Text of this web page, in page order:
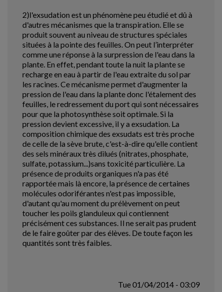
2)l'exsudation est un phénomène peu étudié et dû à
d'autres mécanismes que la transpiration. Elle se
produit souvent au niveau de structures spéciales
situées à la pointe des feuilles. On peut l’interpréter
comme une réponse à la surpression de l'eau dans la
plante. En effet, pendant toute la nuit la plante se
recharge en eau à partir de l'eau extraite du sol par
les racines. Ce mécanisme permet d'augmenter la
pression de l'eau dans la plante donc l'étalement des
feuilles, le redressement du port qui sont nécessaires
pour que la photosynthèse soit optimale. Si la
pression devient excessive, il y a exsudation. La
composition chimique des exsudats est très proche
de celle de la sève brute, c'est-à-dire qu'elle contient
des sels minéraux très dilués (nitrates, phosphate,
sulfate, potassium...)sans toxicité particulière. La
présence de produits organiques n'a pas été
rapportée mais là encore, la présence de certaines
molécules odoriférantes n'est pas impossible,
d'autant qu'au moment du prélèvement on peut
toucher les poils glanduleux qui contiennent
précisément ces substances. Il ne serait pas prudent
de le faire goûter par des élèves. De toute façon les
quantités sont très faibles.
Tue 01/04/2014 - 03:09